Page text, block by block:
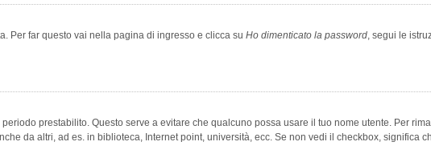
Per far questo vai nella pagina di ingresso e clicca su Ho dimenticato la password, segui le
prestabilito. Questo serve a evitare che qualcuno possa usare il tuo nome utente. Per
da altri, ad es. in biblioteca, Internet point, università, ecc. Se non vedi il checkbox, significa